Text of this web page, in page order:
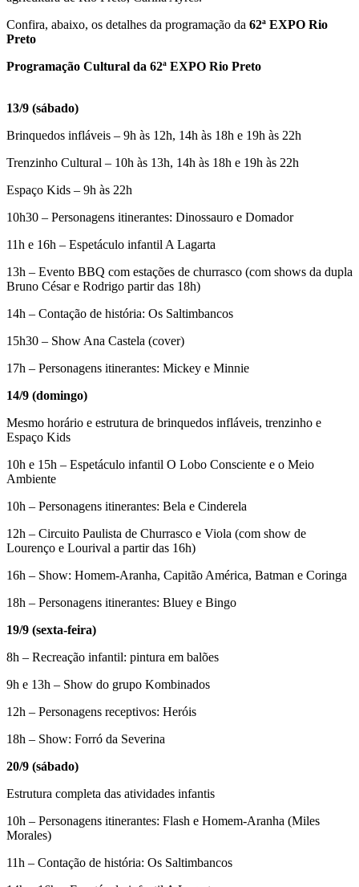
Confira, abaixo, os detalhes da programação da 62ª EXPO Rio
Preto
Programação Cultural da 62ª EXPO Rio Preto
13/9 (sábado)
Brinquedos infláveis – 9h às 12h, 14h às 18h e 19h às 22h
Trenzinho Cultural – 10h às 13h, 14h às 18h e 19h às 22h
Espaço Kids – 9h às 22h
10h30 – Personagens itinerantes: Dinossauro e Domador
11h e 16h – Espetáculo infantil A Lagarta
13h – Evento BBQ com estações de churrasco (com shows da dupla
Bruno César e Rodrigo partir das 18h)
14h – Contação de história: Os Saltimbancos
15h30 – Show Ana Castela (cover)
17h – Personagens itinerantes: Mickey e Minnie
14/9 (domingo)
Mesmo horário e estrutura de brinquedos infláveis, trenzinho e
Espaço Kids
10h e 15h – Espetáculo infantil O Lobo Consciente e o Meio
Ambiente
10h – Personagens itinerantes: Bela e Cinderela
12h – Circuito Paulista de Churrasco e Viola (com show de
Lourenço e Lourival a partir das 16h)
16h – Show: Homem-Aranha, Capitão América, Batman e Coringa
18h – Personagens itinerantes: Bluey e Bingo
19/9 (sexta-feira)
8h – Recreação infantil: pintura em balões
9h e 13h – Show do grupo Kombinados
12h – Personagens receptivos: Heróis
18h – Show: Forró da Severina
20/9 (sábado)
Estrutura completa das atividades infantis
10h – Personagens itinerantes: Flash e Homem-Aranha (Miles
Morales)
11h – Contação de história: Os Saltimbancos